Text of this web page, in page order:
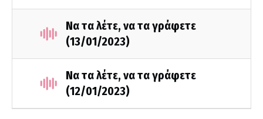
Να τα λέτε, να τα γράφετε
(13/01/2023)
Να τα λέτε, να τα γράφετε
(12/01/2023)